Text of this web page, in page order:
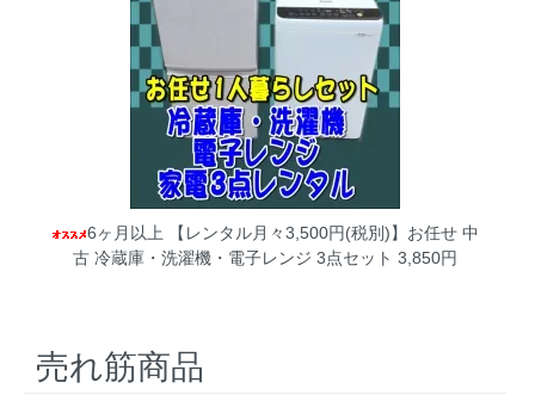
6ヶ月以上 【レンタル月々3,500円(税別)】お任せ 中
古 冷蔵庫・洗濯機・電子レンジ 3点セット 3,850円
売れ筋商品